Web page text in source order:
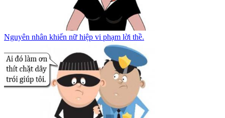
Nguyên nhân khiến nữ hiệp vi phạm lời thề.